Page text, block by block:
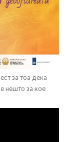
за тоа дека
нешто за кое